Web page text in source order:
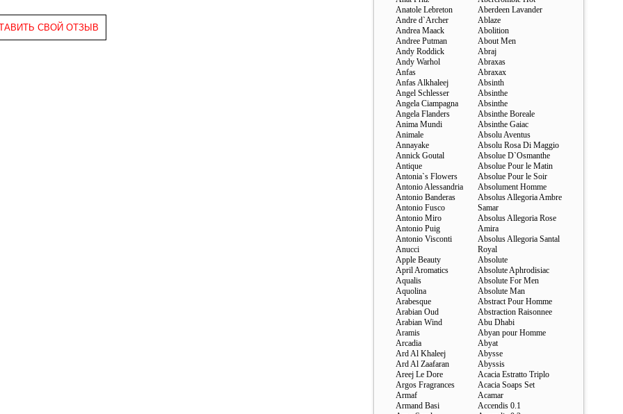
СВОЙ ОТЗЫВ
Anatole Lebreton
Andre d`Archer
Andrea Maack
Andree Putman
Andy Roddick
Andy Warhol
Anfas
Anfas Alkhaleej
Angel Schlesser
Angela Ciampagna
Angela Flanders
Anima Mundi
Animale
Annayake
Annick Goutal
Antique
Antonia`s Flowers
Antonio Alessandria
Antonio Banderas
Antonio Fusco
Antonio Miro
Antonio Puig
Antonio Visconti
Anucci
Apple Beauty
April Aromatics
Aqualis
Aquolina
Arabesque
Arabian Oud
Arabian Wind
Aramis
Arcadia
Ard Al Khaleej
Ard Al Zaafaran
Areej Le Dore
Argos Fragrances
Armaf
Armand Basi
Aberdeen Lavander
Ablaze
Abolition
About Men
Abraj
Abraxas
Abraxax
Absinth
Absinthe
Absinthe
Absinthe Boreale
Absinthe Gaiac
Absolu Aventus
Absolu Rosa Di Maggio
Absolue D`Osmanthe
Absolue Pour le Matin
Absolue Pour le Soir
Absolument Homme
Absolus Allegoria Ambre
Samar
Absolus Allegoria Rose
Amira
Absolus Allegoria Santal
Royal
Absolute
Absolute Aphrodisiac
Absolute For Men
Absolute Man
Abstract Pour Homme
Abstraction Raisonnee
Abu Dhabi
Abyan pour Homme
Abyat
Abysse
Abyssis
Acacia Estratto Triplo
Acacia Soaps Set
Acamar
Accendis 0.1